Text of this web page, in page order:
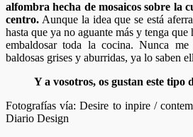
alfombra hecha de mosaicos sobre la
centro. Aunque la idea que se está
hasta que ya no aguante más y tenga
embaldosar toda la cocina. Nunca
baldosas grises y aburridas, ya lo saben
Y a vosotros, os gustan este tipo
Fotografías vía: Desire to inpire /
Diario Design